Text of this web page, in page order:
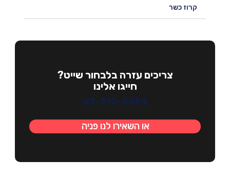
קרוז כשר
צריכים עזרה בלבחור שייט?
חייגו אלינו
03-310-6454
או השאירו לנו פניה